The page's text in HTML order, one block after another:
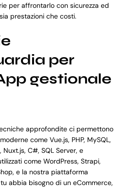
per affrontarlo con sicurezza ed
prestazioni che costi.
per
gestionale
approfondite ci permettono
come Vue.js, PHP, MySQL,
C#, SQL Server, e
come WordPress, Strapi,
e la nostra piattaforma
abbia bisogno di un eCommerce,